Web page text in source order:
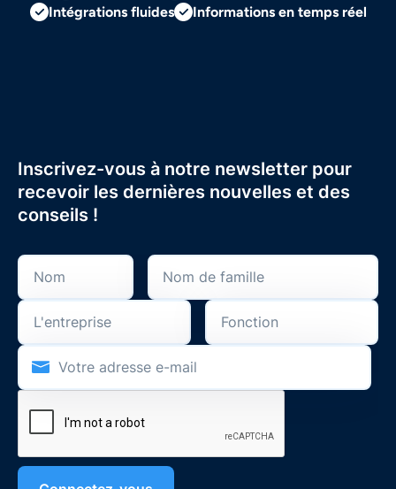
Intégrations fluides
Informations en temps réel
Inscrivez-vous à notre newsletter pour
recevoir les dernières nouvelles et des
conseils !